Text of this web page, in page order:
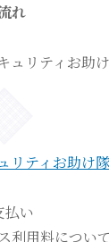
れ
ュリティお助
リティお助け
払い
利用料につい